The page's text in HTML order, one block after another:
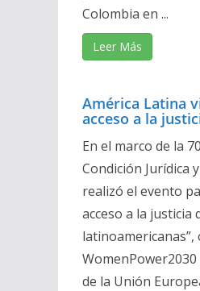
Colombia en ...
Leer Más
América Latina
acceso a la
En el marco de la
Condición Jurídica
realizó el evento
acceso a la justicia
de la Unión